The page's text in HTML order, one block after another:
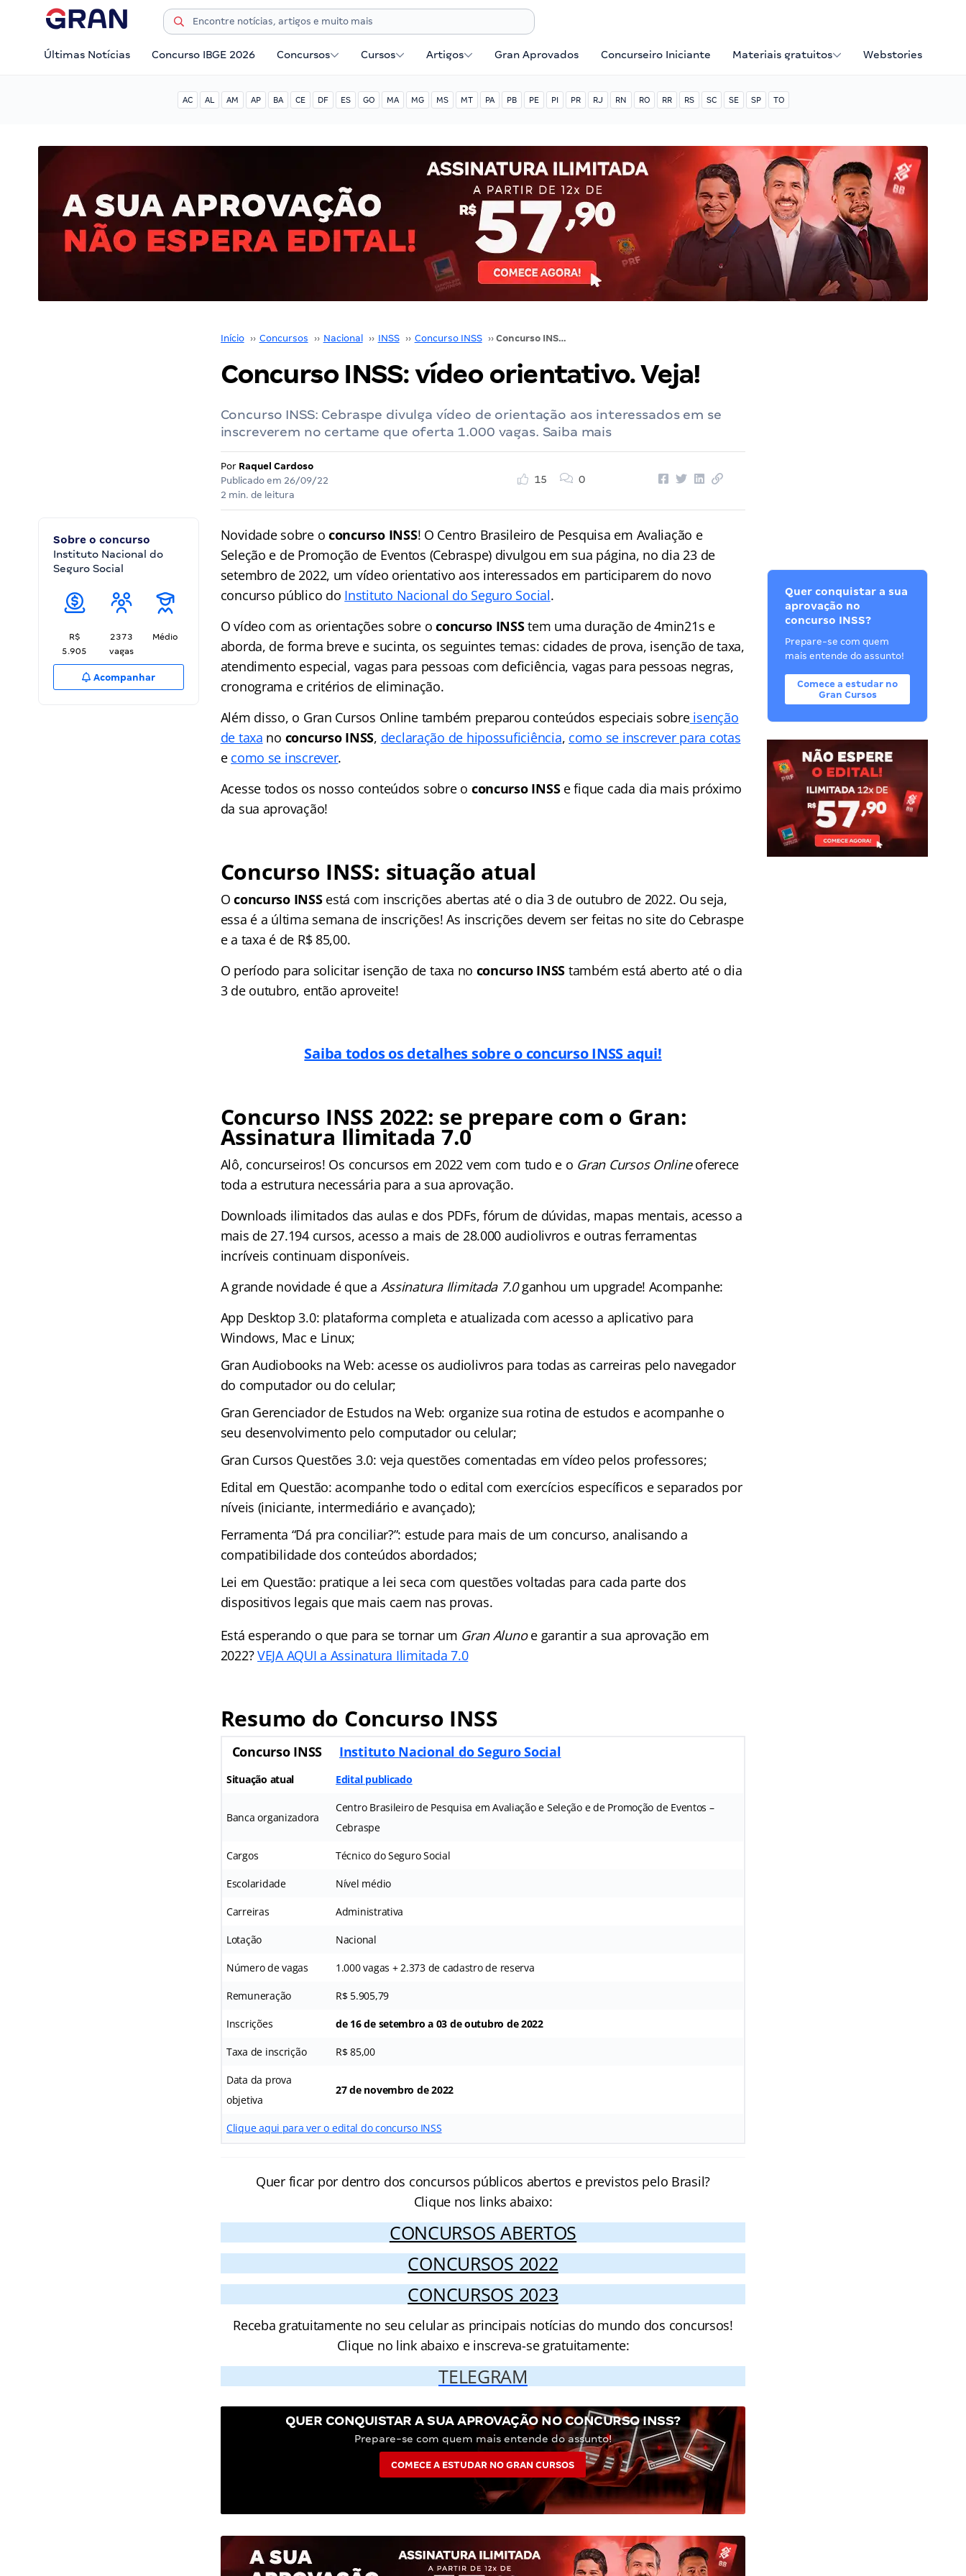
Últimas Notícias Concurso IBGE 2026 Concursos Cursos Artigos Gran Aprovados Concurseiro Iniciante Materiais gratuitos Webstories
AC AL AM AP BA CE DF ES GO MA MG MS MT PA PB PE PI PR RJ RN RO RR RS SC SE SP TO
Início ›› Concursos ›› Nacional ›› INSS ›› Concurso INSS ›› Concurso INSS: vídeo orientativo. Veja!
Concurso INSS: vídeo orientativo. Veja!
Concurso INSS: Cebraspe divulga vídeo de orientação aos interessados em se
inscreverem no certame que oferta 1.000 vagas. Saiba mais
Por Raquel Cardoso
Publicado em 26/09/22
2 min. de leitura
15 0
Sobre o concurso
Instituto Nacional do
Seguro Social
R$
5.905
2373
vagas
Médio
Acompanhar
Novidade sobre oconcurso INSS! O Centro Brasileiro de Pesquisa em Avaliação e
Seleção e de Promoção de Eventos (Cebraspe) divulgou em sua página, no dia 23 de
setembro de 2022, um vídeo orientativo aos interessados em participarem do novo
concurso público do Instituto Nacional do Seguro Social.
O vídeo com as orientações sobre oconcurso INSStem uma duração de 4min21s e
aborda, de forma breve e sucinta, os seguintes temas: cidades de prova, isenção de taxa,
atendimento especial, vagas para pessoas com deficiência, vagas para pessoas negras,
cronograma e critérios de eliminação.
Além disso, o Gran Cursos Online também preparou conteúdos especiais sobreisenção
de taxa no concurso INSS, declaração de hipossuficiência, como se inscrever para cotas
e como se inscrever.
Acesse todos os nosso conteúdos sobre o concurso INSSe fique cada dia mais próximo
da sua aprovação!
Concurso INSS: situação atual
Oconcurso INSSestá com inscrições abertas até o dia 3 de outubro de 2022. Ou seja,
essa é a última semana de inscrições! As inscrições devem ser feitas no site do Cebraspe
e a taxa é de R$ 85,00.
O período para solicitar isenção de taxa no concurso INSS também está aberto até o dia
3 de outubro, então aproveite!
Saiba todos os detalhes sobre o concurso INSS aqui!
Concurso INSS 2022: se prepare com o Gran:
Assinatura Ilimitada 7.0
Alô, concurseiros! Os concursos em 2022 vem com tudo e o Gran Cursos Onlineoferece
toda a estrutura necessária para a sua aprovação.
Downloads ilimitados das aulas e dos PDFs, fórum de dúvidas, mapas mentais, acesso a
mais de 27.194 cursos, acesso a mais de 28.000 audiolivros e outras ferramentas
incríveis continuam disponíveis.
A grande novidade é que a Assinatura Ilimitada 7.0ganhou um upgrade! Acompanhe:
App Desktop 3.0: plataforma completa e atualizada com acesso a aplicativo para
Windows, Mac e Linux;
Gran Audiobooks na Web: acesse os audiolivros para todas as carreiras pelo navegador
do computador ou do celular;
Gran Gerenciador de Estudos na Web: organize sua rotina de estudos e acompanhe o
seu desenvolvimento pelo computador ou celular;
Gran Cursos Questões 3.0: veja questões comentadas em vídeo pelos professores;
Edital em Questão: acompanhe todo o edital com exercícios específicos e separados por
níveis (iniciante, intermediário e avançado);
Ferramenta “Dá pra conciliar?”: estude para mais de um concurso, analisando a
compatibilidade dos conteúdos abordados;
Lei em Questão: pratique a lei seca com questões voltadas para cada parte dos
dispositivos legais que mais caem nas provas.
Está esperando o que para se tornar um Gran Alunoe garantir a sua aprovação em
2022?VEJA AQUI a Assinatura Ilimitada 7.0
Resumo do Concurso INSS
Concurso INSS Instituto Nacional do Seguro Social
Situação atual Edital publicado
Banca organizadora
Centro Brasileiro de Pesquisa em Avaliação e Seleção e de Promoção de Eventos –
Cebraspe
Cargos Técnico do Seguro Social
Escolaridade Nível médio
Carreiras Administrativa
Lotação Nacional
Número de vagas 1.000 vagas + 2.373 de cadastro de reserva
Remuneração R$ 5.905,79
Inscrições de 16 de setembro a 03 de outubro de 2022
Taxa de inscrição R$ 85,00
Data da prova
objetiva
27 de novembro de 2022
Clique aqui para ver o edital do concurso INSS
Quer ficar por dentro dos concursos públicos abertos e previstos pelo Brasil?
Clique nos links abaixo:
CONCURSOS ABERTOS
CONCURSOS 2022
CONCURSOS 2023
Receba gratuitamente no seu celular as principais notícias do mundo dos concursos!
Clique no link abaixo e inscreva-se gratuitamente:
TELEGRAM
QUER CONQUISTAR A SUA APROVAÇÃO NO CONCURSO INSS?
Prepare-se com quem mais entende do assunto!
COMECE A ESTUDAR NO GRAN CURSOS
Quer conquistar a sua
aprovação no
concurso INSS?
Prepare-se com quem
mais entende do assunto!
Comece a estudar no
Gran Cursos